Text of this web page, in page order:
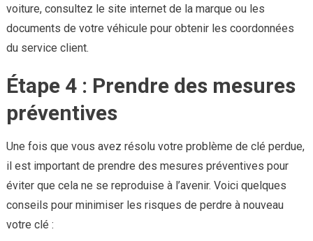
voiture, consultez le site internet de la marque ou les
documents de votre véhicule pour obtenir les coordonnées
du service client.
Étape 4 : Prendre des mesures
préventives
Une fois que vous avez résolu votre problème de clé perdue,
il est important de prendre des mesures préventives pour
éviter que cela ne se reproduise à l’avenir. Voici quelques
conseils pour minimiser les risques de perdre à nouveau
votre clé :